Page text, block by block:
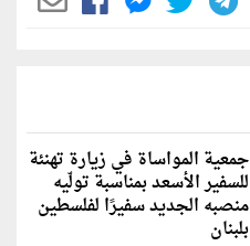
جمعية المواساة في زيارة تهنئة
للسفير الأسعد بمناسبة تولّيه
منصبه الجديد سفيرًا لفلسطين
بلبنان